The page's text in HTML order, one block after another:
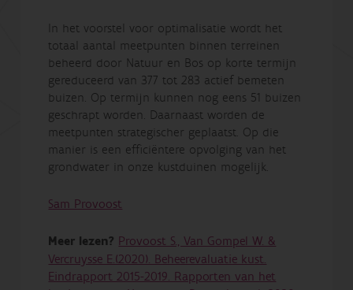
In het voorstel voor optimalisatie wordt het
totaal aantal meetpunten binnen terreinen
beheerd door Natuur en Bos op korte termijn
gereduceerd van 377 tot 283 actief bemeten
buizen. Op termijn kunnen nog eens 51 buizen
geschrapt worden. Daarnaast worden de
meetpunten strategischer geplaatst. Op die
manier is een efficiëntere opvolging van het
grondwater in onze kustduinen mogelijk.
Sam Provoost
Meer lezen? Provoost S., Van Gompel W. &
Vercruysse E.(2020). Beheerevaluatie kust.
Eindrapport 2015-2019. Rapporten van het